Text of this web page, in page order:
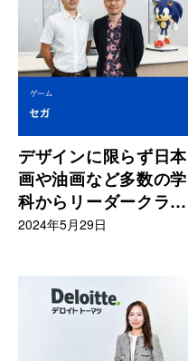
デザインに限らず日本
画や油画など多数の学
科からリーダークラス
の活躍
2024年5月29日